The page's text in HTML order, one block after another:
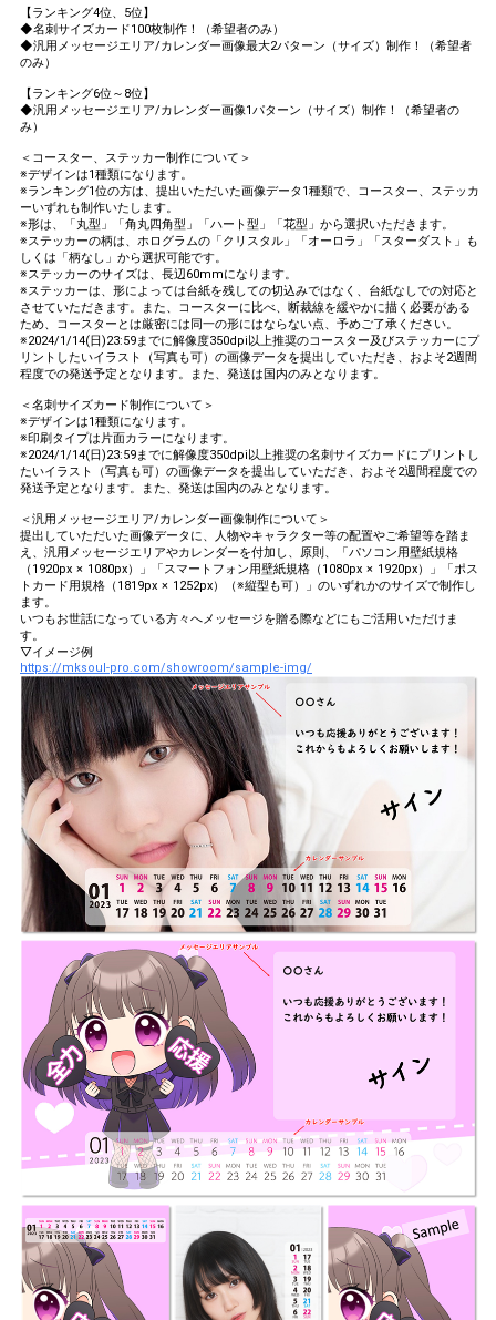
【ランキング4位、5位】
◆名刺サイズカード100枚制作！（希望者のみ）
◆汎用メッセージエリア/カレンダー画像最大2パターン（サイズ）制作！（希望者
のみ）
【ランキング6位～8位】
◆汎用メッセージエリア/カレンダー画像1パターン（サイズ）制作！（希望者の
み）
＜コースター、ステッカー制作について＞
※デザインは1種類になります。
※ランキング1位の方は、提出いただいた画像データ1種類で、コースター、ステッカ
ーいずれも制作いたします。
※形は、「丸型」「角丸四角型」「ハート型」「花型」から選択いただきます。
※ステッカーの柄は、ホログラムの「クリスタル」「オーロラ」「スターダスト」も
しくは「柄なし」から選択可能です。
※ステッカーのサイズは、長辺60mmになります。
※ステッカーは、形によっては台紙を残しての切込みではなく、台紙なしでの対応と
させていただきます。また、コースターに比べ、断裁線を緩やかに描く必要がある
ため、コースターとは厳密には同一の形にはならない点、予めご了承ください。
※2024/1/14(日)23:59までに解像度350dpi以上推奨のコースター及びステッカーにプ
リントしたいイラスト（写真も可）の画像データを提出していただき、およそ2週間
程度での発送予定となります。また、発送は国内のみとなります。
＜名刺サイズカード制作について＞
※デザインは1種類になります。
※印刷タイプは片面カラーになります。
※2024/1/14(日)23:59までに解像度350dpi以上推奨の名刺サイズカードにプリントし
たいイラスト（写真も可）の画像データを提出していただき、およそ2週間程度での
発送予定となります。また、発送は国内のみとなります。
＜汎用メッセージエリア/カレンダー画像制作について＞
提出していただいた画像データに、人物やキャラクター等の配置やご希望等を踏ま
え、汎用メッセージエリアやカレンダーを付加し、原則、「パソコン用壁紙規格
（1920px × 1080px）」「スマートフォン用壁紙規格（1080px × 1920px）」「ポス
トカード用規格（1819px × 1252px）（※縦型も可）」のいずれかのサイズで制作し
ます。
いつもお世話になっている方々へメッセージを贈る際などにもご活用いただけま
す。
▽イメージ例
https://mksoul-pro.com/showroom/sample-img/